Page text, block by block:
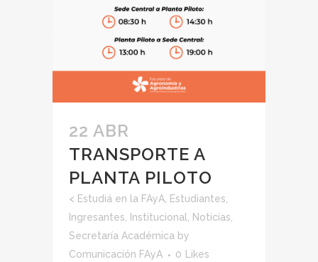
22 ABR
TRANSPORTE A
PLANTA PILOTO
< Estudiá en la FAyA Estudiantes
Ingresantes
Institucional Noticias
Secretaría Académica by
Comunicación FAyA
0 Likes